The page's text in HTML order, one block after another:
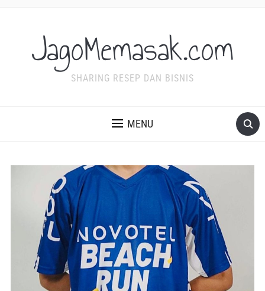
JagoMemasak.com
SHARING RESEP DAN BISNIS
MENU